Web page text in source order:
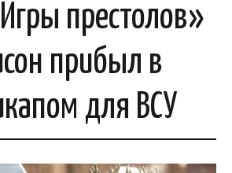
престолов»
прибыл в
для ВСУ